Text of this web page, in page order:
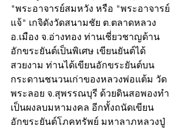
"พระอาจารย์สมหวัง หรือ "พระอาจารย์
แจ้" เกจิดังวัดสนามชัย ต.ตลาดหลวง
อ.เมือง จ.อ่างทอง ท่านเชี่ยวชาญด้าน
อักขระยันต์เป็นพิเศษ เขียนยันต์ได้
สวยงาม ท่านได้เขียนอักขระยันต์บน
กระดานชนวนเก่าของหลวงพ่อแต้ม วัด
พระลอย จ.สุพรรณบุรี ด้วยดินสอพองทำ
เป็นผงลบมหามงคล อีกทั้งถนัดเขียน
อักขระยันต์โภคทรัพย์ มหาลาภหลวงปู่